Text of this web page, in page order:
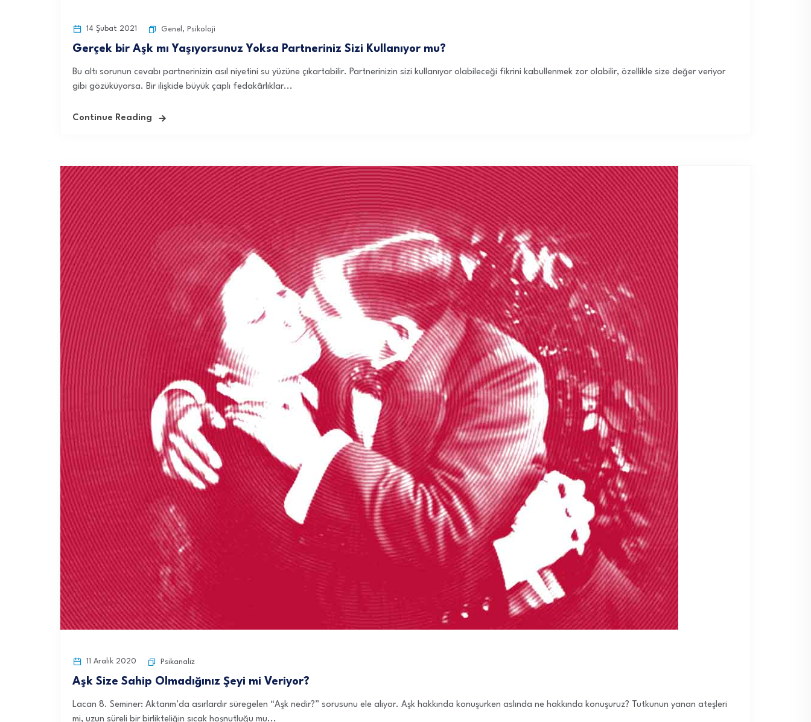
14 Şubat 2021 Genel , Psikoloji
Gerçek bir Aşk mı Yaşıyorsunuz Yoksa Partneriniz Sizi Kullanıyor mu?
Bu altı sorunun cevabı partnerinizin asıl niyetini su yüzüne çıkartabilir. Partnerinizin sizi kullanıyor olabileceği fikrini kabullenmek zor olabilir, özellikle size değer veriyor
gibi gözüküyorsa. Bir ilişkide büyük çaplı fedakârlıklar...
Continue Reading
11 Aralık 2020 Psikanaliz
Aşk Size Sahip Olmadığınız Şeyi mi Veriyor?
Lacan 8. Seminer: Aktarım’da asırlardır süregelen “Aşk nedir?” sorusunu ele alıyor. Aşk hakkında konuşurken aslında ne hakkında konuşuruz? Tutkunun yanan ateşleri
mi, uzun süreli bir birlikteliğin sıcak hoşnutluğu mu...